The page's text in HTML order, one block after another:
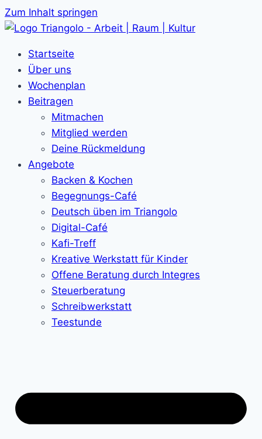
Zum Inhalt springen
Startseite
Über uns
Wochenplan
Beitragen
Mitmachen
Mitglied werden
Deine Rückmeldung
Angebote
Backen & Kochen
Begegnungs-Café
Deutsch üben im Triangolo
Digital-Café
Kafi-Treff
Kreative Werkstatt für Kinder
Offene Beratung durch Integres
Steuerberatung
Schreibwerkstatt
Teestunde